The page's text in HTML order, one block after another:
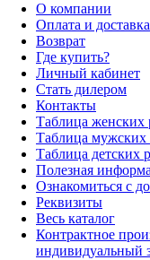
О компании
Оплата и доставка
Возврат
Где купить?
Личный кабинет
Стать дилером
Контакты
Таблица женских
Таблица мужских
Таблица детских
Полезная
Ознакомиться с
Реквизиты
Весь каталог
Контрактное
индивидуальный